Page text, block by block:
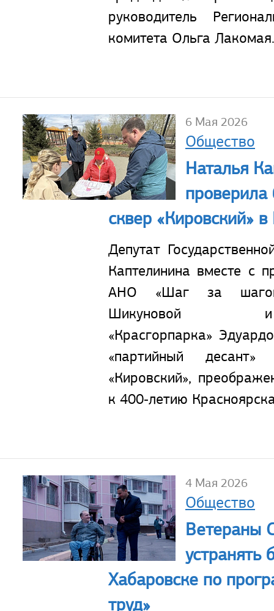
руководитель
комитета Ольга Лакомая.
6 Мая 2026
Общество
Наталья
проверила
сквер «Кировский»
Депутат
Каптелинина вместе с
АНО «Шаг за
Шикуновой
«Красгорпарка»
«партийный
«Кировский»,
к 400‑летию
4 Мая 2026
Общество
Ветераны
устранять
Хабаровске по
труд»